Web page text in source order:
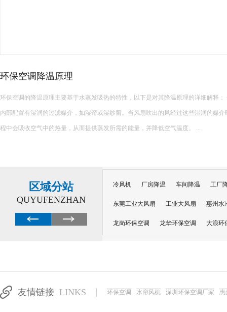
2024-10-14
保空调
媒介时，水分会蒸发，这个过
水帘风
一...
区域分站
QUYUFENZHAN
冷风机 厂房降温 车间降温 工厂
东莞工业大风扇 工业大风扇 惠州水
龙岗环保空调 龙华环保空调 大浪环
友情链接 LINKS 环保空调 水帘风机 深圳环保空调厂家 惠